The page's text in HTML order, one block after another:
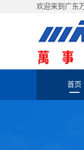
欢迎来到广东
首页